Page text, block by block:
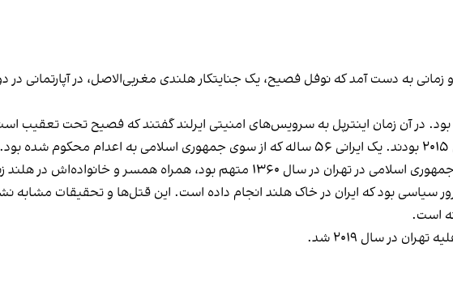
اولین شواهد ارتباط کارتل کیناهان با تهران و متحدانش در سال ۲۰۱۶ و زمانی به دست آمد که نوفل فصیح، یک جنایتکار هلندی مغربی‌الاصل،
همراه همسر و خانواده‌اش در هلند زندگی می‌کرد.
بود که ایران در خاک هلند انجام داده است. این قتل‌ها و تحقیقات مشابه
است.
در سال ۲۰۱۹ شد.